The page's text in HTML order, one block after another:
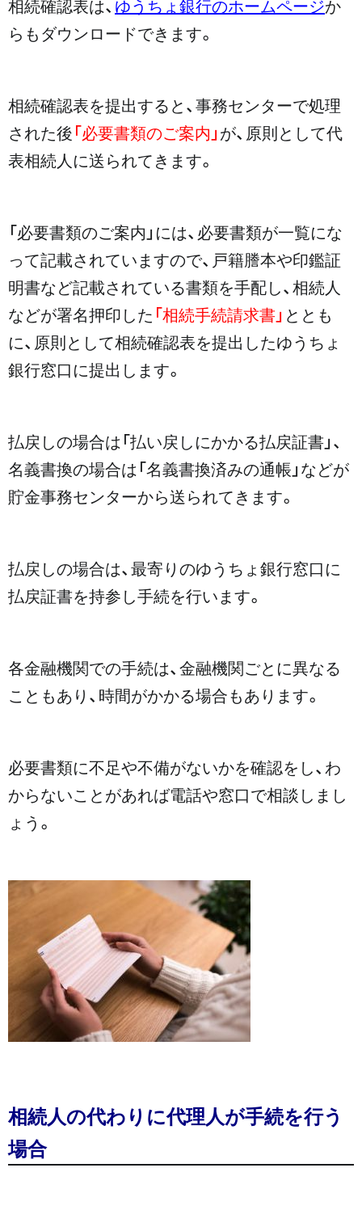
相続確認表は、 ゆうちょ銀行のホームページか
らもダウンロードできます。
相続確認表を提出すると、事務センターで処理
された後「必要書類のご案内」が、原則として代
表相続人に送られてきます。
「必要書類のご案内」には、必要書類が一覧にな
って記載されていますので、戸籍謄本や印鑑証
明書など記載されている書類を手配し、相続人
などが署名押印した 「相続手続請求書」 ととも
に、原則として相続確認表を提出したゆうちょ
銀行窓口に提出します。
払戻しの場合は「払い戻しにかかる払戻証書」、
名義書換の場合は「名義書換済みの通帳」などが
貯金事務センターから送られてきます。
払戻しの場合は、最寄りのゆうちょ銀行窓口に
払戻証書を持参し手続を行います。
各金融機関での手続は、金融機関ごとに異なる
こともあり、時間がかかる場合もあります。
必要書類に不足や不備がないかを確認をし、わ
からないことがあれば電話や窓口で相談しまし
ょう。
相続人の代わりに代理人が手続を行う
場合